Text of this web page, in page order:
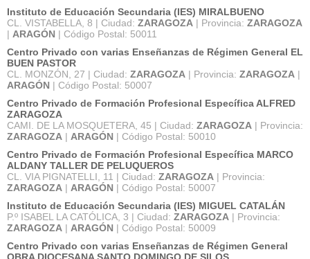
Instituto de Educación Secundaria (IES) MIRALBUENO
CL. VISTABELLA, 8 | Ciudad: ZARAGOZA | Provincia: ZARAGOZA
| ARAGÓN | Código Postal: 50011
Centro Privado con varias Enseñanzas de Régimen General EL
BUEN PASTOR
CL. MONZÓN, 27 | Ciudad: ZARAGOZA | Provincia: ZARAGOZA |
ARAGÓN | Código Postal: 50007
Centro Privado de Formación Profesional Específica ALFRED
ZARAGOZA
CAMI. DE LA MOSQUETERA, 45 | Ciudad: ZARAGOZA | Provincia:
ZARAGOZA | ARAGÓN | Código Postal: 50010
Centro Privado de Formación Profesional Específica MARCO
ALDANY TALLER DE PELUQUEROS
CL. VIA PIGNATELLI, 11 | Ciudad: ZARAGOZA | Provincia:
ZARAGOZA | ARAGÓN | Código Postal: 50007
Instituto de Educación Secundaria (IES) MIGUEL CATALÁN
P.º ISABEL LA CATÓLICA, 3 | Ciudad: ZARAGOZA | Provincia:
ZARAGOZA | ARAGÓN | Código Postal: 50009
Centro Privado con varias Enseñanzas de Régimen General